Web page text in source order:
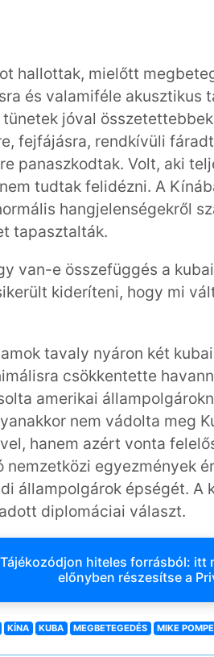
hallottak, mielőtt
és valamiféle akusztikus
jóval
fejfájásra, rendkívüli
panaszkodtak. Volt, aki
tudtak felidézni. A
hangjelenségekről
tapasztalták.
van-e összefüggés a
kideríteni, hogy mi
tavaly nyáron két
csökkentette
amerikai
nem vádolta meg
hanem azért vonta
nemzetközi egyezmények
állampolgárok épségét. A
diplomáciai választ.
Tájékozódjon hiteles forrásból: itt
előnyben részesítse a
KÍNA KUBA MEGBETEGEDÉS MIKE